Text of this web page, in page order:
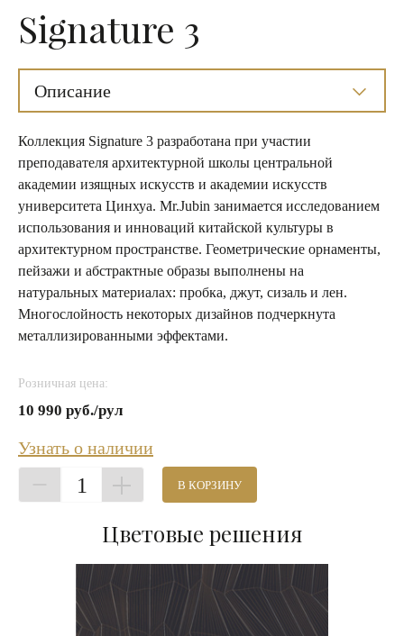
Signature 3
Описание
Коллекция Signature 3 разработана при участии
преподавателя архитектурной школы центральной
академии изящных искусств и академии искусств
университета Цинхуа. Mr.Jubin занимается исследованием
использования и инноваций китайской культуры в
архитектурном пространстве. Геометрические орнаменты,
пейзажи и абстрактные образы выполнены на
натуральных материалах: пробка, джут, сизаль и лен.
Многослойность некоторых дизайнов подчеркнута
металлизированными эффектами.
Розничная цена:
10 990 руб./рул
Узнать о наличии
1 В КОРЗИНУ
Цветовые решения